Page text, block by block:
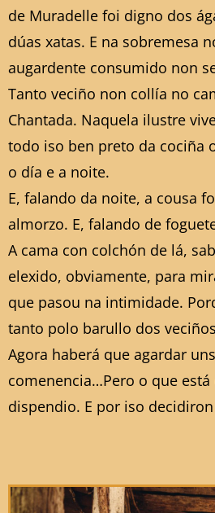
de Muradelle foi digno dos
dúas xatas. E na sobremesa
augardente consumido non
Tanto veciño non collía no
Chantada. Naquela ilustre
todo iso ben preto da cociña
o día e a noite.
E, falando da noite, a cousa
almorzo. E, falando de
A cama con colchón de lá,
elexido, obviamente, para
que pasou na intimidade.
tanto polo barullo dos
Agora haberá que agardar
comenencia…Pero o que
dispendio. E por iso